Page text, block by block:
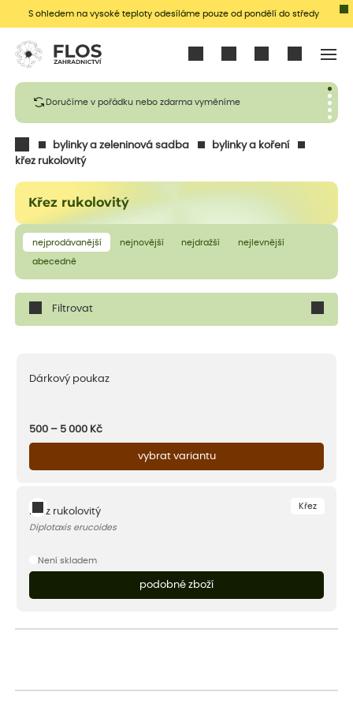
S ohledem na vysoké teploty odesíláme pouze od pondělí do středy
Doručíme v pořádku nebo zdarma vyměníme
bylinky a zeleninová sadba
bylinky a koření
křez rukolovitý
Křez rukolovitý
nejprodávanější nejnovější nejdražší nejlevnější
abecedně
Filtrovat
Dárkový poukaz
500 – 5 000 Kč
vybrat variantu
Křez
Křez rukolovitý
Diplotaxis erucoides
Není skladem
podobné zboží